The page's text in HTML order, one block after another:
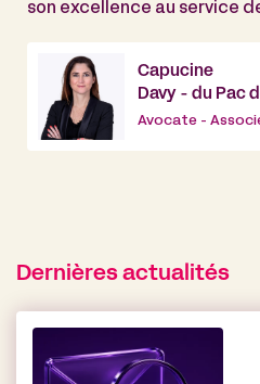
son excellence au service
Capucine
Davy - du Pac
Avocate -
Dernières actualités